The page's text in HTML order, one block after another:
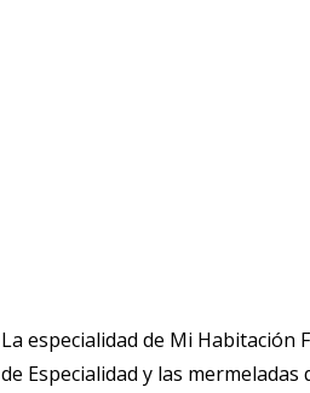
La especialidad de Mi Habitación
de Especialidad y las